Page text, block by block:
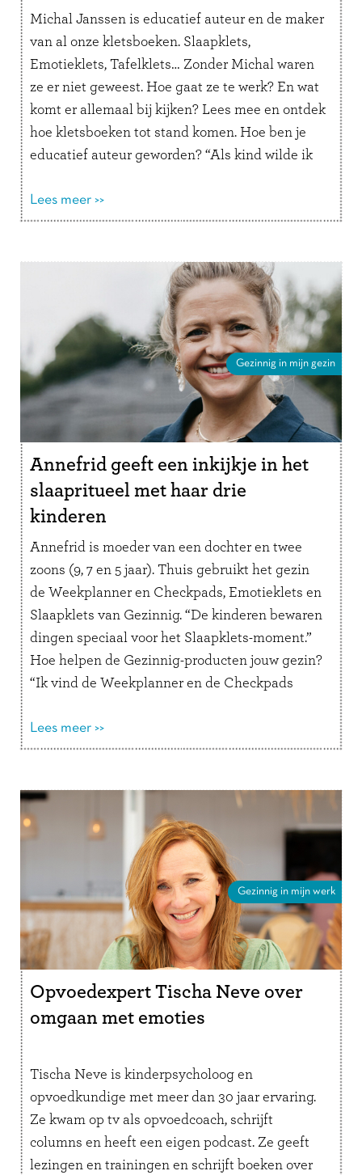
Michal Janssen is educatief auteur en de maker
van al onze kletsboeken. Slaapklets,
Emotieklets, Tafelklets… Zonder Michal waren
ze er niet geweest. Hoe gaat ze te werk? En wat
komt er allemaal bij kijken? Lees mee en ontdek
hoe kletsboeken tot stand komen. Hoe ben je
educatief auteur geworden? “Als kind wilde ik
Lees meer >>
Gezinnig in mijn gezin
Annefrid geeft een inkijkje in het
slaapritueel met haar drie
kinderen
Annefrid is moeder van een dochter en twee
zoons (9, 7 en 5 jaar). Thuis gebruikt het gezin
de Weekplanner en Checkpads, Emotieklets en
Slaapklets van Gezinnig. “De kinderen bewaren
dingen speciaal voor het Slaapklets-moment.”
Hoe helpen de Gezinnig-producten jouw gezin?
“Ik vind de Weekplanner en de Checkpads
verder
Lees meer >>
Gezinnig in mijn werk
Opvoedexpert Tischa Neve over
omgaan met emoties
Tischa Neve is kinderpsycholoog en
opvoedkundige met meer dan 30 jaar ervaring.
Ze kwam op tv als opvoedcoach, schrijft
columns en heeft een eigen podcast. Ze geeft
lezingen en trainingen en schrijft boeken over